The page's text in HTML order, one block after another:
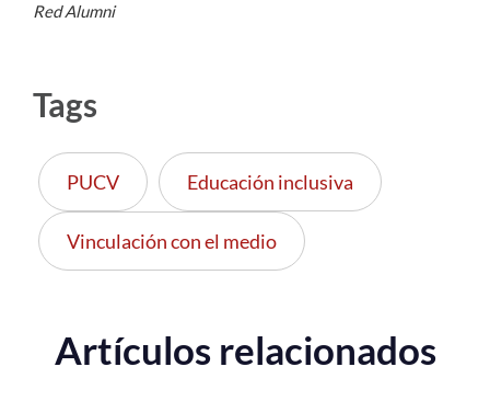
Red Alumni
Tags
PUCV Educación inclusiva
Vinculación con el medio
Artículos relacionados